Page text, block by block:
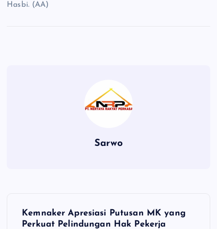
Hasbi. (AA)
Sarwo
Kemnaker Apresiasi Putusan MK yang
Perkuat Pelindungan Hak Pekerja